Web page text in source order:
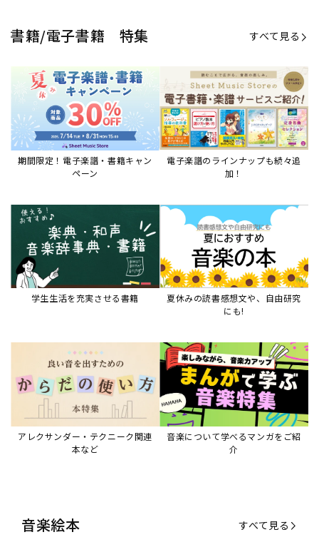
書籍/電子書籍 特集 すべて見る
期間限定！電子楽譜・書籍キャン
ペーン
電子楽譜のラインナップも続々追
加！
学生生活を充実させる書籍
夏休みの読書感想文や、自由研究
にも!
アレクサンダー・テクニーク関連
本など
音楽について学べるマンガをご紹
介
音楽絵本 すべて見る